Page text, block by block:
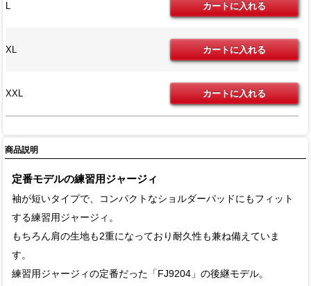
L
XL
XXL
商品説明
定番モデルの練習用ジャージィ
袖が短いタイプで、コンパクトなショルダーパッドにもフィット
する練習用ジャージィ。
もちろん肩の生地も2重になっており耐久性も兼ね備えていま
す。
練習用ジャージィの定番だった「FJ9204」の後継モデル。